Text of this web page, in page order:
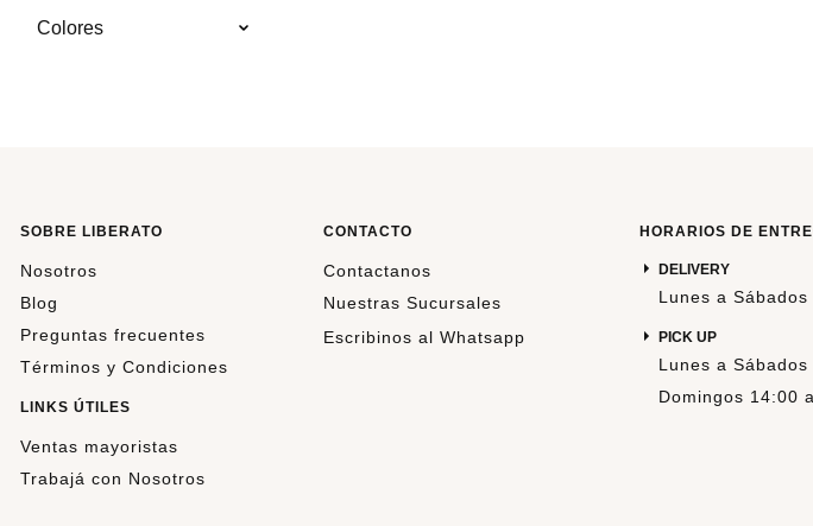
Colores
SOBRE LIBERATO
Nosotros
Blog
Preguntas frecuentes
Términos y Condiciones
LINKS ÚTILES
Ventas mayoristas
Trabajá con Nosotros
CONTACTO
Contactanos
Nuestras Sucursales
Escribinos al Whatsapp
HORARIOS DE
DELIVERY
Lunes a
PICK UP
Lunes a
Domingos 14:00